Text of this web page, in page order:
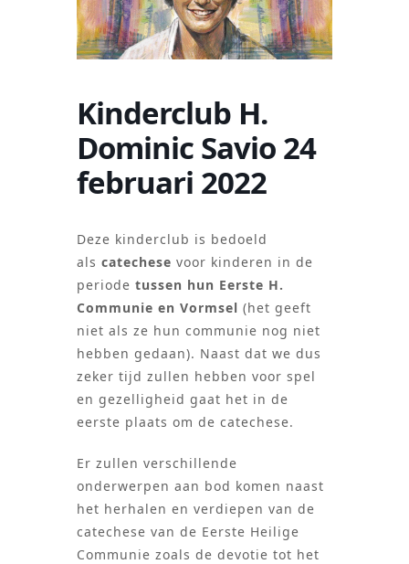
Kinderclub H.
Dominic Savio 24
februari 2022
Deze kinderclub is bedoeld
als catechese voor kinderen in de
periode tussen hun Eerste H.
Communie en Vormsel (het geeft
niet als ze hun communie nog niet
hebben gedaan). Naast dat we dus
zeker tijd zullen hebben voor spel
en gezelligheid gaat het in de
eerste plaats om de catechese.
Er zullen verschillende
onderwerpen aan bod komen naast
het herhalen en verdiepen van de
catechese van de Eerste Heilige
Communie zoals de devotie tot het